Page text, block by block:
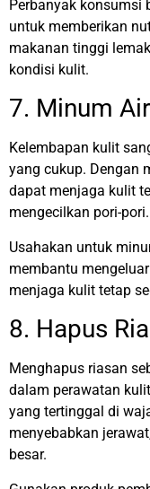
Perbanyak konsumsi
untuk memberikan
makanan tinggi
kondisi kulit.
7. Minum
Kelembapan kulit
yang cukup. Dengan
dapat menjaga kulit
mengecilkan pori-pori.
Usahakan untuk
membantu
menjaga kulit tetap
8. Hapus
Menghapus riasan
dalam perawatan
yang tertinggal di
menyebabkan
besar.